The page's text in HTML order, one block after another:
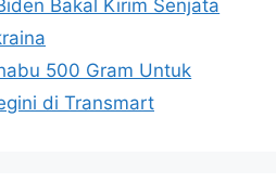
Bakal Kirim Senjata
500 Gram Untuk
di Transmart